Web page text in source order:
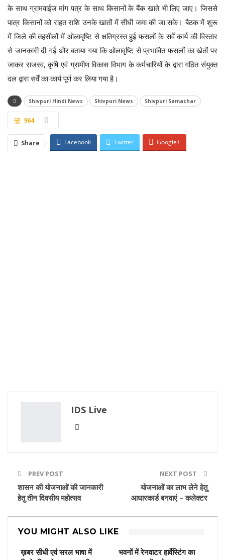
के साथ ग्रामवाईज मांग पत्र के साथ किसानों के बैंक खाते भी लिए जाए। जिससे
पात्र किसानों को राहत राशि उनके खातों में सीधी जमा की जा सके। बैठक में शुरू
में जिले की तहसीलों में ओलावृष्टि से क्षतिग्रस्त हुई फसलों के सर्वें कार्य की विस्तार
से जानकारी दी गई और बताया गया कि ओलावृष्टि से प्रभावित फसलों का खेतों पर
जाकर राजस्व, कृषि एवं ग्रामीण विकास विभाग के कर्मचारियों के द्वारा गठित संयुक्त
दल द्वारा सर्वें का कार्य पूर्ण कर लिया गया है।
Shivpuri Hindi News Shivpuri News Shivpuri Samachar
964
Share Facebook Twitter Google+
IDS Live
PREV POST
शासन की योजनाओं की जानकारी
हेतु तीन दिवसीय महोत्सव
NEXT POST
योजनाओं का लाभ लेने हेतु
आधारकार्ड बनवाएं – कलेक्टर
YOU MIGHT ALSO LIKE
ख़बर सीधी एवं सरल भाषा में
भवनों में रेनवाटर हार्वेस्टिंग का